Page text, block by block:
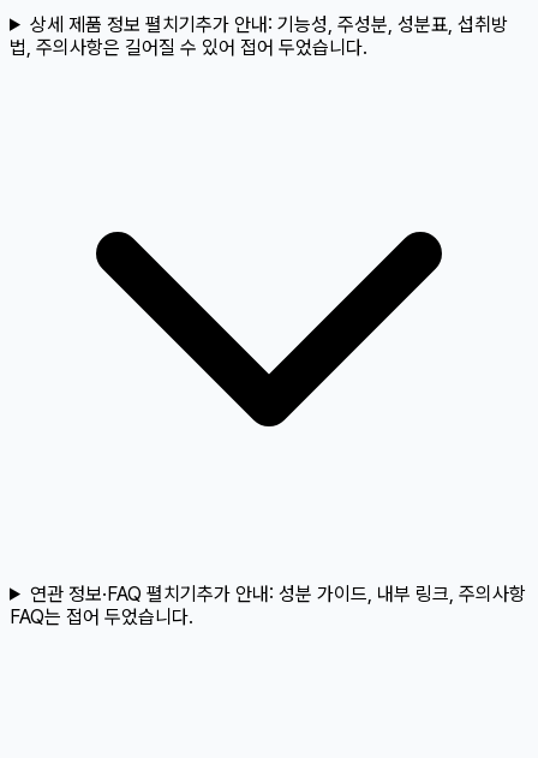
상세 제품 정보 펼치기추가 안내: 기능성, 주성분, 성분표, 섭취방
법, 주의사항은 길어질 수 있어 접어 두었습니다.
연관 정보·FAQ 펼치기추가 안내: 성분 가이드, 내부 링크, 주의사항
FAQ는 접어 두었습니다.